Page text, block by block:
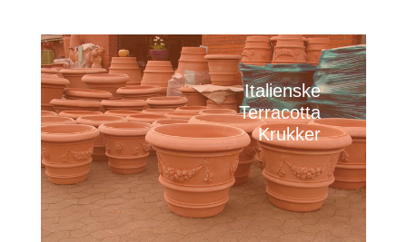
Italienske
Terracotta
Krukker